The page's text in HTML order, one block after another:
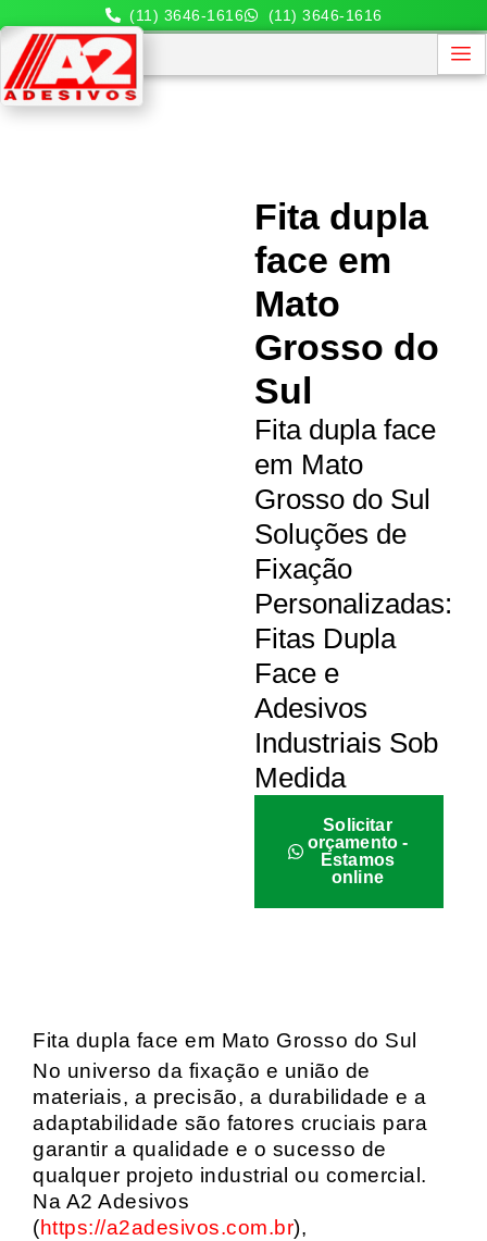
(11) 3646-1616 (11) 3646-1616
Fita dupla
face em
Mato
Grosso do
Sul
Fita dupla face
em Mato
Grosso do Sul
Soluções de
Fixação
Personalizadas:
Fitas Dupla
Face e
Adesivos
Industriais Sob
Medida
Solicitar
orçamento -
Estamos
online
Fita dupla face em Mato Grosso do Sul
No universo da fixação e união de
materiais, a precisão, a durabilidade e a
adaptabilidade são fatores cruciais para
garantir a qualidade e o sucesso de
qualquer projeto industrial ou comercial.
Na A2 Adesivos
(https://a2adesivos.com.br),